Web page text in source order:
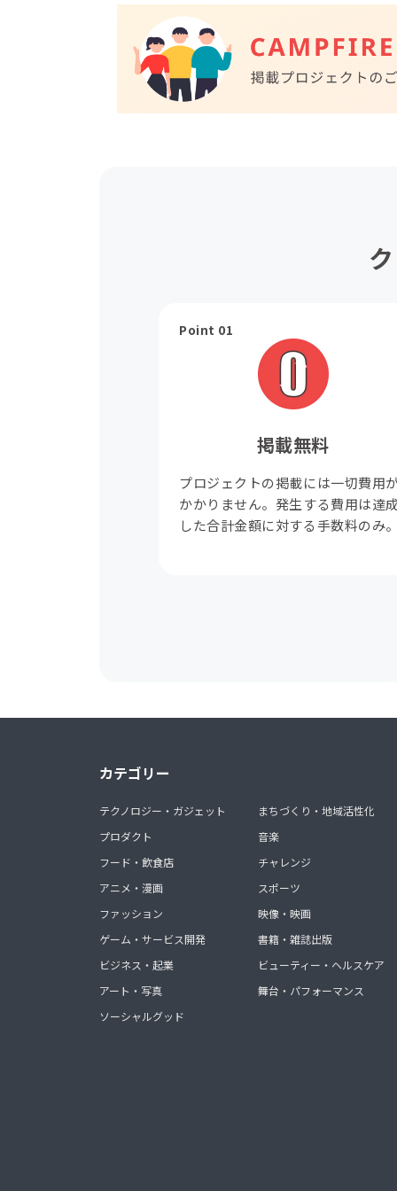
Point 01
掲載無料
プロジェクトの掲載には一切費用
かかりません。発生する費用は達
した合計金額に対する手数料のみ
カテゴリー
テクノロジー・ガジェット
プロダクト
フード・飲食店
アニメ・漫画
ファッション
ゲーム・サービス開発
ビジネス・起業
アート・写真
ソーシャルグッド
まちづくり・地域活性化
音楽
チャレンジ
スポーツ
映像・映画
書籍・雑誌出版
ビューティー・ヘルスケア
舞台・パフォーマンス